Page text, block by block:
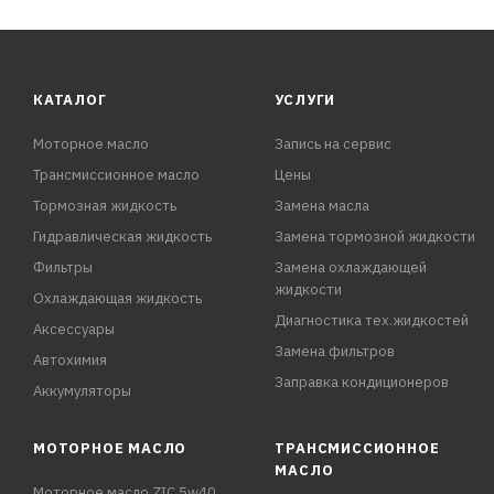
Превосходные низкотемпературные свойства
КАТАЛОГ
Моторное масло
Трансмиссионное масло
Тормозная жидкость
Гидравлическая жидкость
Фильтры
Охлаждающая жидкость
Аксессуары
Автохимия
Аккумуляторы
УСЛУГИ
Запись на сервис
Цены
Замена масла
Замена тормозной жидкости
Замена охлаждающей
жидкости
Диагностика тех.жидкостей
Замена фильтров
Заправка кондиционеров
МОТОРНОЕ МАСЛО
ТРАНСМИССИОННОЕ
МАСЛО